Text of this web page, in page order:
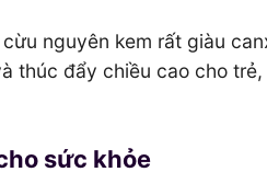
nguyên kem rất giàu
thúc đẩy chiều cao cho
sức khỏe